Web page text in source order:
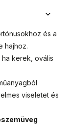
és a
hajhoz.
kerek, ovális
viseletet és